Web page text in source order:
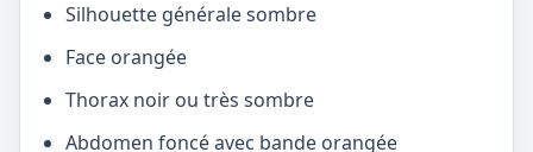
Silhouette générale sombre
Face orangée
Thorax noir ou très sombre
Abdomen foncé avec bande orangée